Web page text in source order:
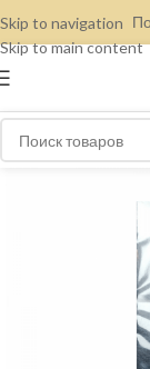
Skip to navigation
Skip to main content